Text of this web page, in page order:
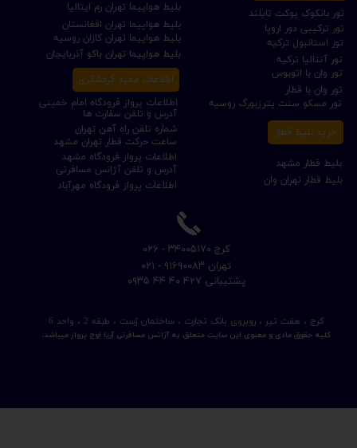
کلیه حقوق مادی و معنوی این سایت متعلق به آژانس مسافرتی آریا اوج پرواز میباشد.
​تهران ۹۱۶۹۰۰۸۳ - ۰۲۱
کرج ، هفت تیر ، روبروی بانک تجارت ، ساختمان ژست ، طبقه 2 ، واحد 6
​کرج ۳۴۰۰۵۱۷۰ - ۰۲۶
​پشتیبانی ۴۲۷ ۴۰ ۴۴ ۰۹۳۵
تور ترکیبی دور اروپا بلیط هواپیما تهران افغانستان
بلیط قطار تهران وان
بلیط قطار مشهد
بلیط هواپیما تهران رم ایتالیا
اطلاعات پرواز فرودگاه امام خمینی
بلیط هواپیما تهران باکو آذربایجان
بلیط هواپیما تهران کازان روسیه
تور آنتالیا ترکیه
تور استانبول ترکیه
تور مسکو سنت پترزبورگ روسیه
تور وان با قطار
تور بانکوک پوکت تایلند
تور وان با اتوبوس
ساعت حرکت قطار تهران مشهد
خرید بلیط قطار شماره تلفن راه آهن تهران
اطلاعات پرواز فرودگاه مهرآباد
اطلاعات پرواز فرودگاه مشهد
آدرس و تلفن سفارت ها
آدرس و تلفن آژانس مسافرتی
اطلاعات مفید گردشگری